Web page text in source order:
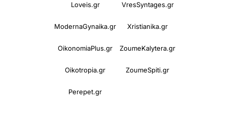
Loveis.gr VresSyntages.gr
ModernaGynaika.gr Xristianika.gr
OikonomiaPlus.gr ZoumeKalytera.gr
Oikotropia.gr ZoumeSpiti.gr
Perepet.gr